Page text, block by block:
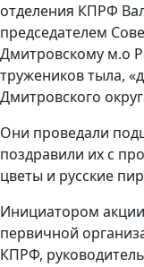
отделения КПРФ
председателем
Дмитровскому м.о
тружеников тыла,
Дмитровского
Они проведали
поздравили их с
цветы и русские
Инициатором
первичной
КПРФ,